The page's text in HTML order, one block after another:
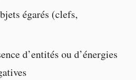
égarés (clefs,
d’entités ou d’énergies